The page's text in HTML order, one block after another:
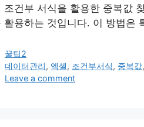
조건부 서식을 활용한 중복값
활용하는 것입니다. 이 방법은
Categories
꿀팁2
Tags
데이터관리, 엑셀, 조건부서식, 중복값,
Leave a comment